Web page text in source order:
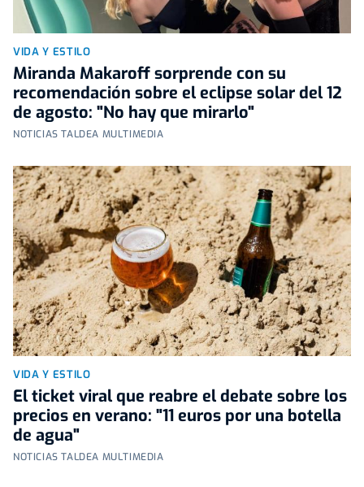
VIDA Y ESTILO
Miranda Makaroff sorprende con su
recomendación sobre el eclipse solar del 12
de agosto: "No hay que mirarlo"
NOTICIAS TALDEA MULTIMEDIA
VIDA Y ESTILO
El ticket viral que reabre el debate sobre los
precios en verano: "11 euros por una botella
de agua"
NOTICIAS TALDEA MULTIMEDIA